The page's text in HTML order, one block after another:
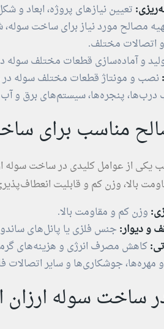
تعیین نیازهای پروژه، ابعاد و
مصالح مورد نیاز برای ساخت
و اتصالات مختلف.
و آماده‌سازی قطعات مختلف سوله
نصب و مونتاژ قطعات مختلف سوله
پنجره‌ها، سیستم‌های برق و آب
مناسب برای
یکی از عوامل کلیدی در ساخت سوله
بالا، وزن کم و قابلیت
وزن کم و مقاومت بالا.
و دیوار: جنس فلزی یا پانل‌های
کاهش مصرف انرژی و هزینه‌های
مهره‌ها، جوشکاری‌ها و سایر اتصالات
ساخت سوله ارزان